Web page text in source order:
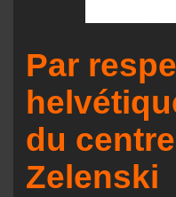
Par
du
Zelenski